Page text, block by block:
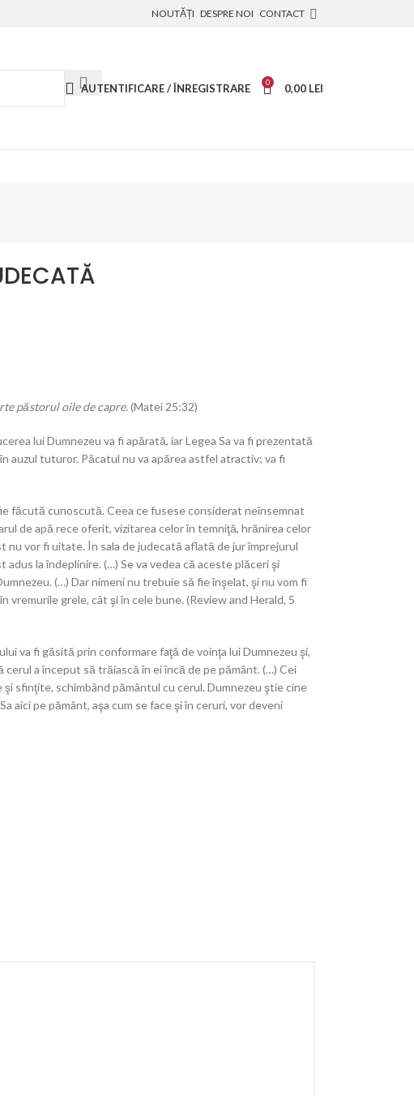
NOUTĂȚI DESPRE NOI CONTACT
AUTENTIFICARE / ÎNREGISTRARE 0 0,00 LEI
păstorul oile de capre.(Matei 25:32)
lui Dumnezeu va fi apărată, iar Legea Sa va fi prezentată
auzul tuturor. Păcatul nu va apărea astfel atractiv; va fi
făcută cunoscută. Ceea ce fusese considerat neînsemnat
de apă rece oferit, vizitarea celor în temniţă, hrănirea celor
nu vor fi uitate. În sala de judecată aflată de jur împrejurul
la îndeplinire. (…) Se va vedea că aceste plăceri şi
(…) Dar nimeni nu trebuie să fie înşelat, şi nu vom fi
grele, cât şi în cele bune. (Review and Herald, 5
va fi găsită prin conformare faţă de voinţa lui Dumnezeu şi,
cerul a început să trăiască în ei încă de pe pământ. (…) Cei
sfinţite, schimbând pământul cu cerul. Dumnezeu ştie cine
aici pe pământ, aşa cum se face şi în ceruri, vor deveni